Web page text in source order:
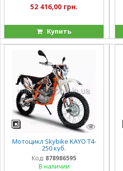
52 416,00 грн.
Купить
Мотоцикл Skybike KAYO T4-
250 куб.
Код: 878986595
В наличии